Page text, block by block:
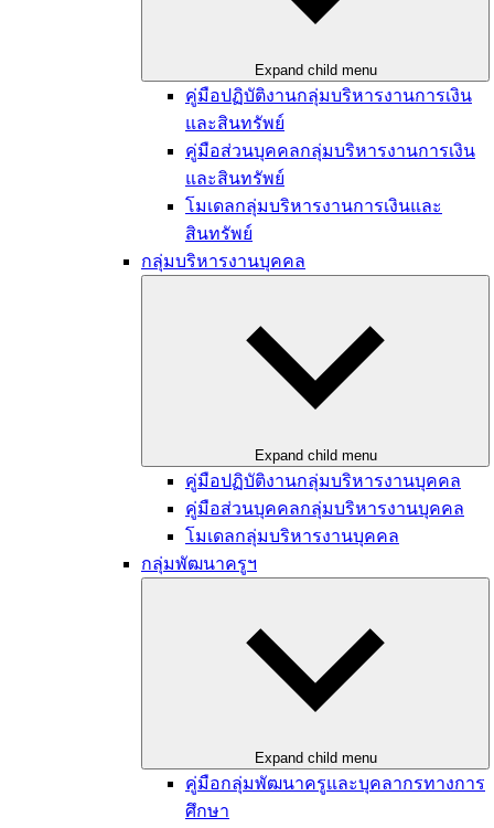
Expand child menu
คู่มือปฏิบัติงานกลุ่มบริหารงานการเงิน
และสินทรัพย์
คู่มือส่วนบุคคลกลุ่มบริหารงานการเงิน
และสินทรัพย์
โมเดลกลุ่มบริหารงานการเงินและ
สินทรัพย์
กลุ่มบริหารงานบุคคล
Expand child menu
คู่มือปฏิบัติงานกลุ่มบริหารงานบุคคล
คู่มือส่วนบุคคลกลุ่มบริหารงานบุคคล
โมเดลกลุ่มบริหารงานบุคคล
กลุ่มพัฒนาครูฯ
Expand child menu
คู่มือกลุ่มพัฒนาครูและบุคลากรทางการ
ศึกษา